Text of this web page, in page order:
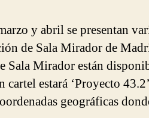
y abril se presentan
de Sala Mirador de
Sala Mirador están
cartel estará ‘Proyecto
geográficas